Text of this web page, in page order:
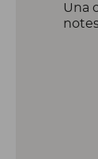
Una